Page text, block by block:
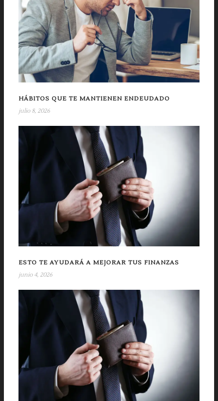
HÁBITOS QUE TE MANTIENEN ENDEUDADO
julio 8, 2026
ESTO TE AYUDARÁ A MEJORAR TUS FINANZAS
junio 4, 2026